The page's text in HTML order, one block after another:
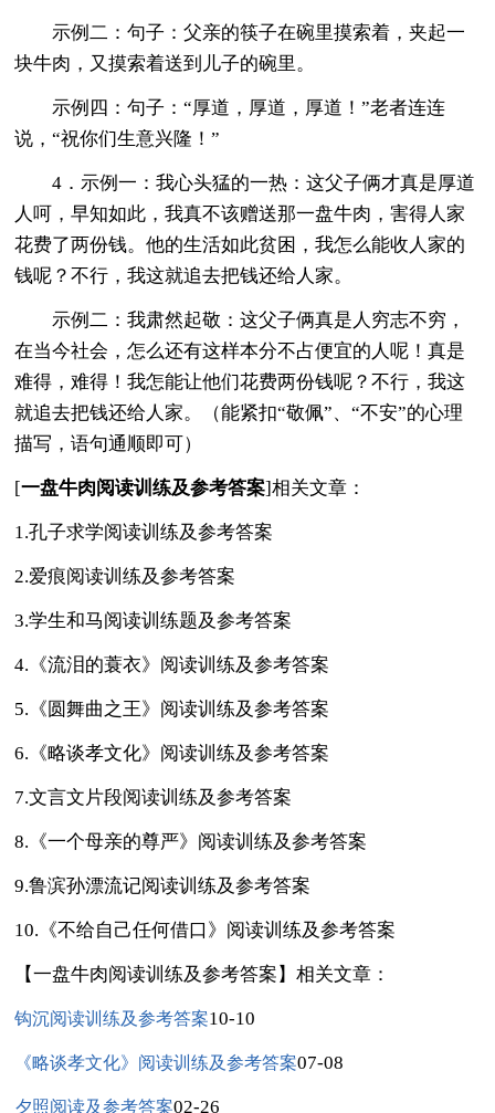
示例二：句子：父亲的筷子在碗里摸索着，夹起一
块牛肉，又摸索着送到儿子的碗里。
示例四：句子：“厚道，厚道，厚道！”老者连连
说，“祝你们生意兴隆！”
4．示例一：我心头猛的一热：这父子俩才真是厚道
人呵，早知如此，我真不该赠送那一盘牛肉，害得人家
花费了两份钱。他的生活如此贫困，我怎么能收人家的
钱呢？不行，我这就追去把钱还给人家。
示例二：我肃然起敬：这父子俩真是人穷志不穷，
在当今社会，怎么还有这样本分不占便宜的人呢！真是
难得，难得！我怎能让他们花费两份钱呢？不行，我这
就追去把钱还给人家。（能紧扣“敬佩”、“不安”的心理
描写，语句通顺即可）
[一盘牛肉阅读训练及参考答案]相关文章：
1.孔子求学阅读训练及参考答案
2.爱痕阅读训练及参考答案
3.学生和马阅读训练题及参考答案
4.《流泪的蓑衣》阅读训练及参考答案
5.《圆舞曲之王》阅读训练及参考答案
6.《略谈孝文化》阅读训练及参考答案
7.文言文片段阅读训练及参考答案
8.《一个母亲的尊严》阅读训练及参考答案
9.鲁滨孙漂流记阅读训练及参考答案
10.《不给自己任何借口》阅读训练及参考答案
【一盘牛肉阅读训练及参考答案】相关文章：
钩沉阅读训练及参考答案10-10
《略谈孝文化》阅读训练及参考答案07-08
夕照阅读及参考答案02-26